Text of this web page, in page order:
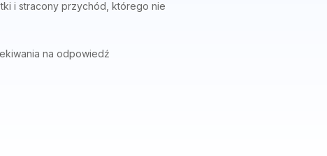
i stracony przychód, którego nie
na odpowiedź